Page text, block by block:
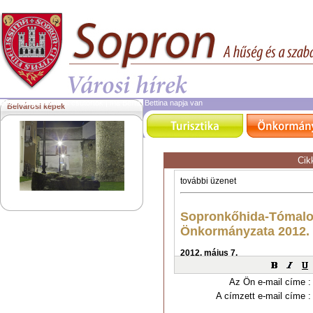
2026. augusztus 6.csütörtök | ma Berta, Bettina napja van
Belvárosi képek
Az Ön e-mail címe :
A címzett e-mail címe :